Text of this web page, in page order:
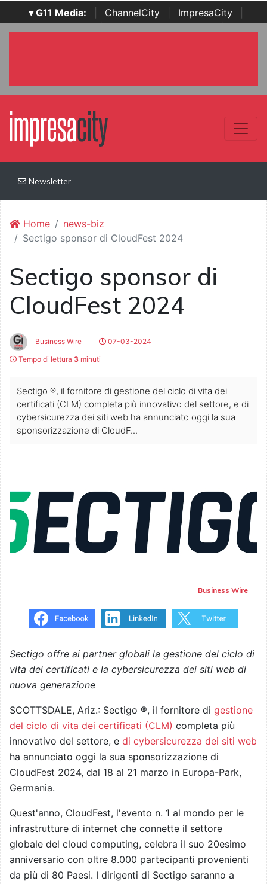
▾ G11 Media: ChannelCity ImpresaCity
SecurityOpenLab | Italian Channel Awards | Italian
Newsletter
Home
news-biz
Sectigo sponsor di CloudFest 2024
Sectigo sponsor di
CloudFest 2024
Business Wire
07-03-2024
Tempo di lettura 3 minuti
Sectigo ®, il fornitore di gestione del ciclo di vita dei
certificati (CLM) completa più innovativo del settore, e di
cybersicurezza dei siti web ha annunciato oggi la sua
sponsorizzazione di CloudF...
Business Wire
Sectigo offre ai partner globali la gestione del ciclo di
vita dei certificati e la cybersicurezza dei siti web di
nuova generazione
SCOTTSDALE, Ariz.: Sectigo ®, il fornitore di gestione
del ciclo di vita dei certificati (CLM) completa più
innovativo del settore, e di cybersicurezza dei siti web
ha annunciato oggi la sua sponsorizzazione di
CloudFest 2024, dal 18 al 21 marzo in Europa-Park,
Germania.
Quest'anno, CloudFest, l'evento n. 1 al mondo per le
infrastrutture di internet che connette il settore
globale del cloud computing, celebra il suo 20esimo
anniversario con oltre 8.000 partecipanti provenienti
da più di 80 Paesi. I dirigenti di Sectigo saranno a